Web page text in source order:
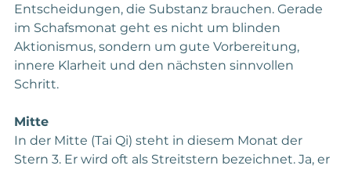
Entscheidungen, die Substanz brauchen. Gerade
im Schafsmonat geht es nicht um blinden
Aktionismus, sondern um gute Vorbereitung,
innere Klarheit und den nächsten sinnvollen
Schritt.
Mitte
In der Mitte (Tai Qi) steht in diesem Monat der
Stern 3. Er wird oft als Streitstern bezeichnet. Ja, er